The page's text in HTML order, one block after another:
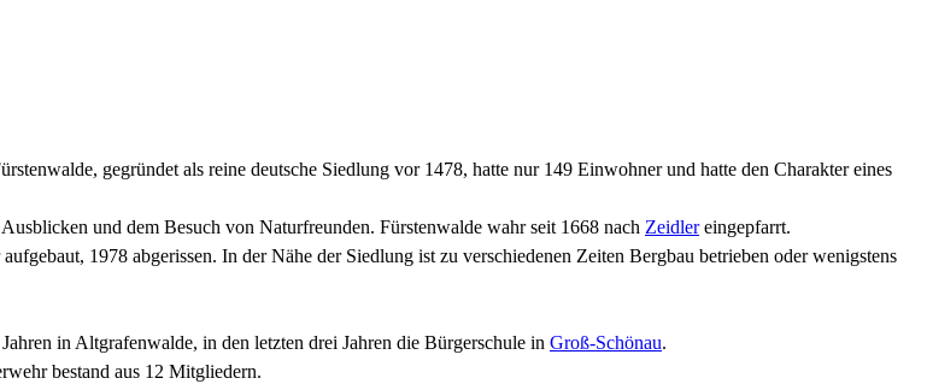
gegründet als reine deutsche Siedlung vor 1478, hatte nur 149 Einwohner und hatte den Charakter eines
und dem Besuch von Naturfreunden. Fürstenwalde wahr seit 1668 nach Zeidlereingepfarrt.
1978 abgerissen. In der Nähe der Siedlung ist zu verschiedenen Zeiten Bergbau betrieben oder wenigstens
in Altgrafenwalde, in den letzten drei Jahren die Bürgerschule in Groß-Schönau.
bestand aus 12 Mitgliedern.